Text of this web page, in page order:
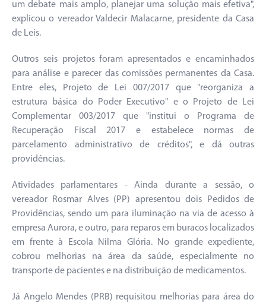
um debate mais amplo, planejar uma solução mais efetiva",
explicou o vereador Valdecir Malacarne, presidente da Casa
de Leis.
Outros seis projetos foram apresentados e encaminhados
para análise e parecer das comissões permanentes da Casa.
Entre eles, Projeto de Lei 007/2017 que "reorganiza a
estrutura básica do Poder Executivo" e o Projeto de Lei
Complementar 003/2017 que "institui o Programa de
Recuperação Fiscal 2017 e estabelece normas de
parcelamento administrativo de créditos", e dá outras
providências.
Atividades parlamentares - Ainda durante a sessão, o
vereador Rosmar Alves (PP) apresentou dois Pedidos de
Providências, sendo um para iluminação na via de acesso à
empresa Aurora, e outro, para reparos em buracos localizados
em frente à Escola Nilma Glória. No grande expediente,
cobrou melhorias na área da saúde, especialmente no
transporte de pacientes e na distribuição de medicamentos.
Já Angelo Mendes (PRB) requisitou melhorias para área do